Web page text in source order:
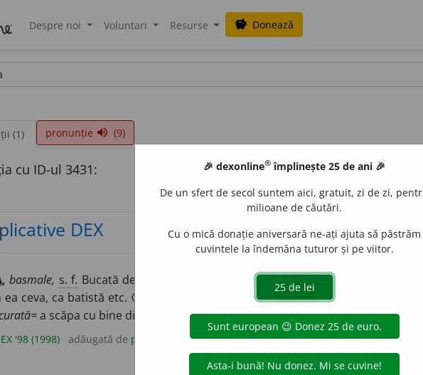
Despre noi Voluntari Resurse savings Donează
(1) pronunție volume_up (9)
cu ID-ul 3431:
DEX
, basmale, s. f. Bucată de pânză sau de mătase (colorată), folosită de femei
ea ceva, ca batistă etc. ◊
(pe cineva)basma curată= a scoate
a scăpa cu bine dintr-o încurcătură. [Var.: (înv.)băsmas. f.] – Dintc.
'98 (1998) adăugată de paula acțiuni
🎉 dexonline® împlinește 25 de ani 🎉
De un sfert de secol suntem aici, gratuit, zi de zi,
milioane de căutări.
Cu o mică donație aniversară ne-ați ajuta să păstrăm
cuvintele la îndemâna tuturor și pe viitor.